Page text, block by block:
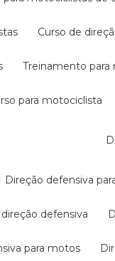
curso de
treinamento
para motociclista
direção defensiva
direção defensiva
para motos